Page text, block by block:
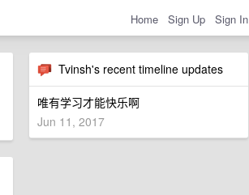
Home Sign Up Sign In
Tvinsh's recent timeline updates
唯有学习才能快乐啊
Jun 11, 2017